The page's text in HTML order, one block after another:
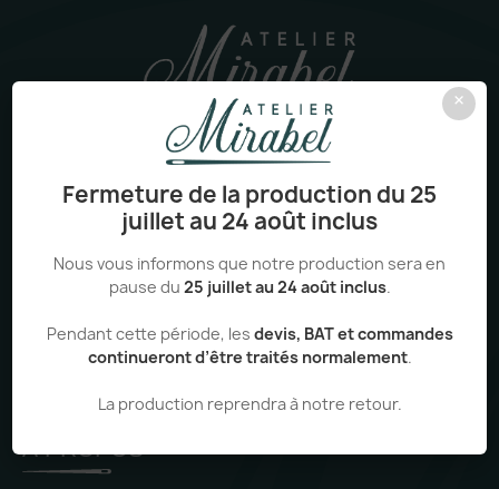
×
Fermeture de la production du 25
juillet au 24 août inclus
Nous vous informons que notre production sera en
pause du 25 juillet au 24 août inclus.
Pendant cette période, les devis, BAT et commandes
continueront d’être traités normalement.
La production reprendra à notre retour.
04 65 84 43 48
contact@ateliermirabel.fr
lundi-vendredi
2 rue Mirabel Chambaud
À PROPOS